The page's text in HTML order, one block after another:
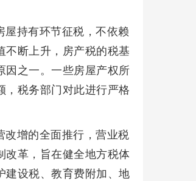
持有环节征税，不依赖
断上升，房产税的税基
因之一。一些房屋产权所
税务部门对此进行严格
增的全面推行，营业税
改革，旨在健全地方税体
建设税、教育费附加、地